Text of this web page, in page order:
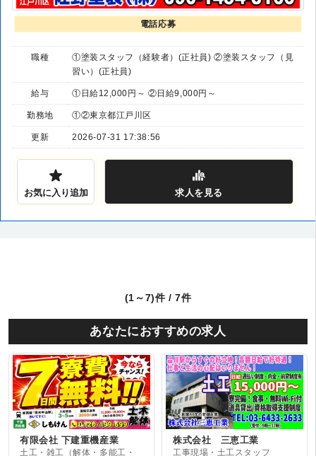
電話応募
職種
①塗装スタッフ（経験者）(正社員) ②塗装スタッフ（見
習い）(正社員)
給与 ①日給12,000円～ ②日給9,000円～
勤務地 ①②東京都江戸川区
更新 2026-07-31 17:38:56
お気に入り追加 求人 を見る
(1～7)件 / 7件
あなたにおすすめの求人
有限会社 下建重機産業
土工・雑工（解体・多能工・
株式会社 三恵工業
工事現場・土工スタッフ